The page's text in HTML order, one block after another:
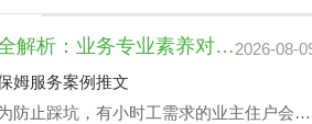
则下协配合适的阿姨。
全解析：业务专业素养对家政中心荔湾小时工费用的真影响2026-08-
姆服务案例推文
防止踩坑，有小时工需求的业主住户会对